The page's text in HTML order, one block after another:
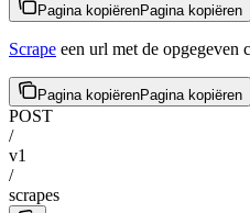
Pagina kopiërenPagina kopiëren
Scrape een url met de
Pagina kopiërenPagina kopiëren
POST
/
v1
/
scrapes